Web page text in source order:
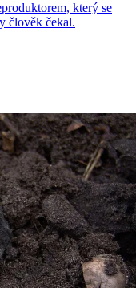
který se
člověk čekal.